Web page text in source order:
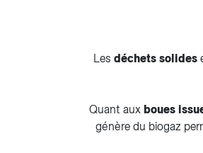
​​​​​Les déchets solides
Quant aux boues
génère du biogaz